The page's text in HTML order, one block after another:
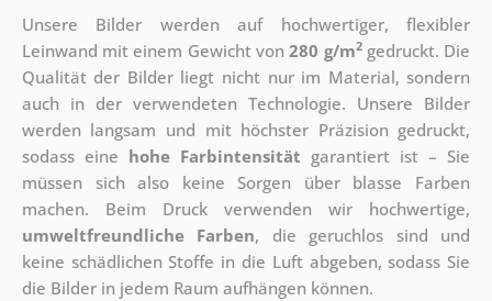
Unsere Bilder werden auf hochwertiger, flexibler
Leinwand mit einem Gewicht von280 g/m2gedruckt. Die
Qualität der Bilder liegt nicht nur im Material, sondern
auch in der verwendeten Technologie. Unsere Bilder
werden langsam und mit höchster Präzision gedruckt,
sodass eine hohe Farbintensität garantiert ist – Sie
müssen sich also keine Sorgen über blasse Farben
machen. Beim Druck verwenden wir hochwertige,
umweltfreundliche Farben, die geruchlos sind und
keine schädlichen Stoffe in die Luft abgeben, sodass Sie
die Bilder in jedem Raum aufhängen können.